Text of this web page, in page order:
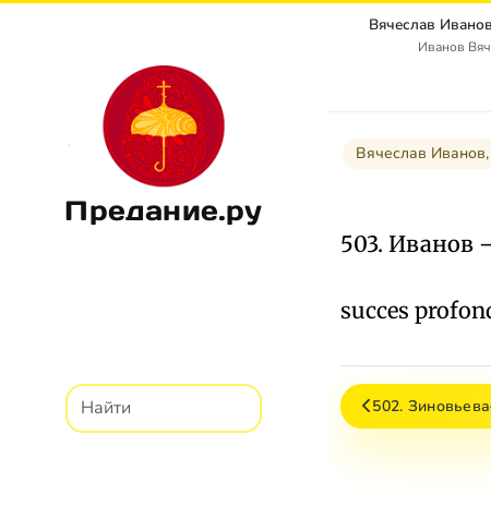
Предание.ру
Иванов
Вячеслав
503. Иванов
succes
502.